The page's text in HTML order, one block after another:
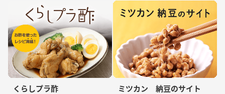
くらしプラ酢 ミツカン 納豆のサイト